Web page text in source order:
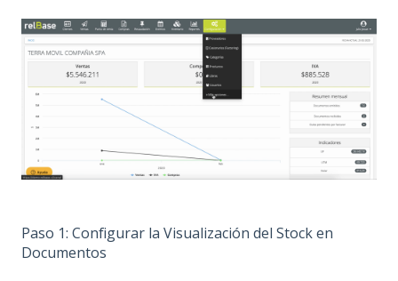
Paso 1: Configurar la Visualización del Stock en
Documentos